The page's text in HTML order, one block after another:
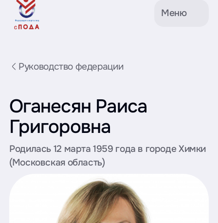
Меню
Руководство федерации
Оганесян Раиса
Григоровна
Родилась 12 марта 1959 года в городе Химки
(Московская область)